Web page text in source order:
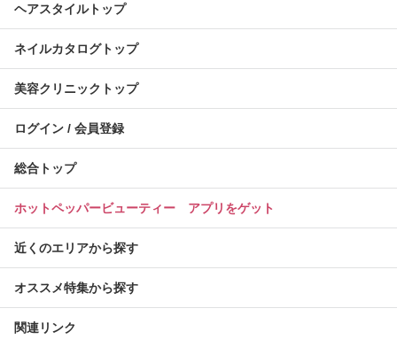
ヘアスタイルトップ
ネイルカタログトップ
美容クリニックトップ
ログイン / 会員登録
総合トップ
ホットペッパービューティー アプリをゲット
近くのエリアから探す
オススメ特集から探す
関連リンク